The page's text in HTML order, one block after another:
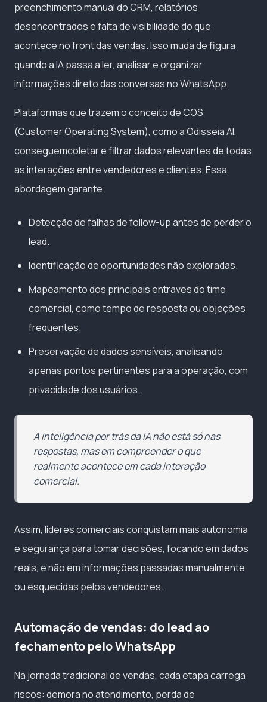
preenchimento manual do CRM, relatórios
desencontrados e falta de visibilidade do que
acontece no front das vendas. Isso muda de figura
quando a IA passa a ler, analisar e organizar
informações direto das conversas no WhatsApp.
Plataformas que trazem o conceito de COS
(Customer Operating System), como a Odisseia AI,
conseguemcoletar e filtrar dados relevantes de todas
as interações entre vendedores e clientes. Essa
abordagem garante:
Detecção de falhas de follow-up antes de perder o
lead.
Identificação de oportunidades não exploradas.
Mapeamento dos principais entraves do time
comercial, como tempo de resposta ou objeções
frequentes.
Preservação de dados sensíveis, analisando
apenas pontos pertinentes para a operação, com
privacidade dos usuários.
A inteligência por trás da IA não está só nas
respostas, mas em compreender o que
realmente acontece em cada interação
comercial.
Assim, líderes comerciais conquistam mais autonomia
e segurança para tomar decisões, focando em dados
reais, e não em informações passadas manualmente
ou esquecidas pelos vendedores.
Automação de vendas: do lead ao
fechamento pelo WhatsApp
Na jornada tradicional de vendas, cada etapa carrega
riscos: demora no atendimento, perda de